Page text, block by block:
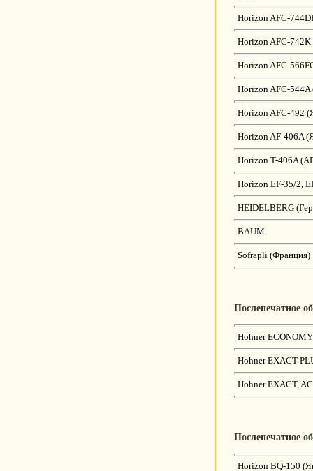
Horizon AFC-
Horizon AFC-
Horizon AFC-
Horizon AFC-544A
Horizon AFC-492
Horizon AF-406A
Horizon T-406A
Horizon EF-35/2,
HEIDELBERG
BAUM
Sofrapli (Франция)
Послепечатное
Hohner
Hohner EXACT
Hohner EXACT,
Послепечатное
Horizon BQ-150